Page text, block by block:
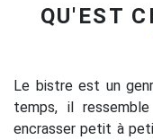
QU'EST
Le bistre est un
temps, il
encrasser petit à